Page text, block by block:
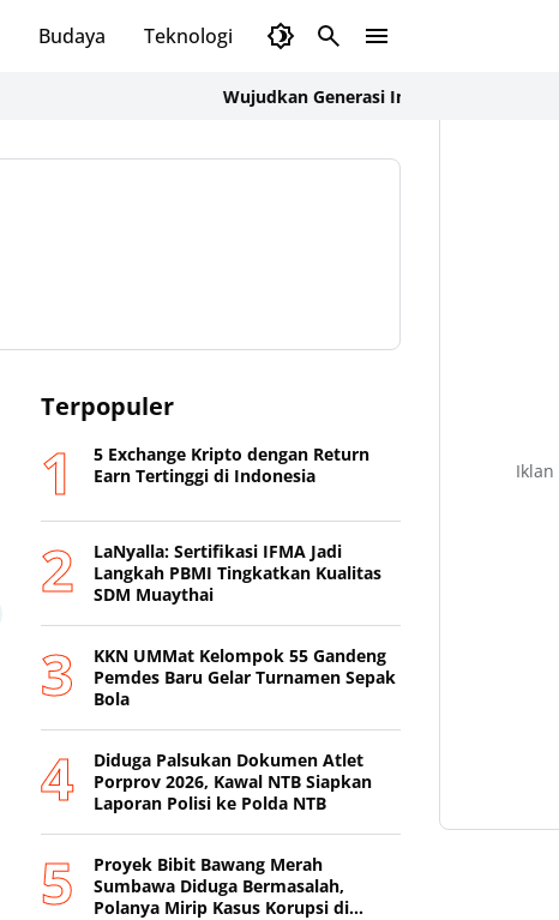
Budaya Teknologi Olahraga
Wujudkan Generasi Indonesia Emas 2045,
Terpopuler
5 Exchange Kripto dengan Return
Earn Tertinggi di Indonesia
LaNyalla: Sertifikasi IFMA Jadi
Langkah PBMI Tingkatkan Kualitas
SDM Muaythai
KKN UMMat Kelompok 55 Gandeng
Pemdes Baru Gelar Turnamen Sepak
Bola
Diduga Palsukan Dokumen Atlet
Porprov 2026, Kawal NTB Siapkan
Laporan Polisi ke Polda NTB
Proyek Bibit Bawang Merah
Sumbawa Diduga Bermasalah,
Polanya Mirip Kasus Korupsi di
Iklan